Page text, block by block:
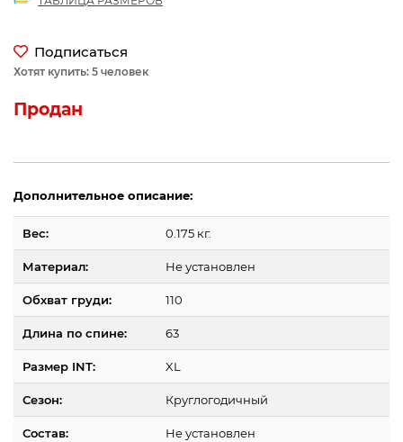
Подписаться
Хотят купить: 5 человек
Продан
Дополнительное описание:
Вес: 0.175 кг.
Материал: Не установлен
Обхват груди: 110
Длина по спине: 63
Размер INT: XL
Сезон: Круглогодичный
Состав: Не установлен